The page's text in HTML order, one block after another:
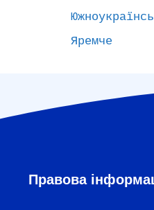
Яремче
Правова